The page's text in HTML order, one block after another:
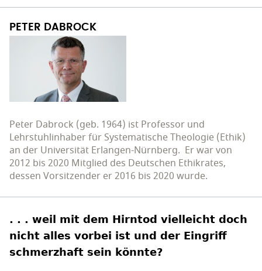
PETER DABROCK
Peter Dabrock (geb. 1964) ist Professor und
Lehrstuhlinhaber für Systematische Theologie (Ethik)
an der Universität Erlangen-Nürnberg. Er war von
2012 bis 2020 Mitglied des Deutschen Ethikrates,
dessen Vorsitzender er 2016 bis 2020 wurde.
. . . weil mit dem Hirntod vielleicht doch
nicht alles vorbei ist und der Eingriff
schmerzhaft sein könnte?